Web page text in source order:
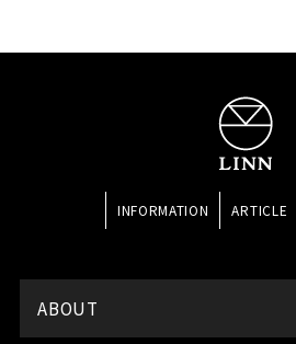
INFORMATION ARTICLE
ABOUT